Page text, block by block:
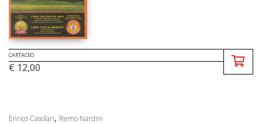
CARTACEO
€ 12,00
Enrico Casolari, Remo Nardini